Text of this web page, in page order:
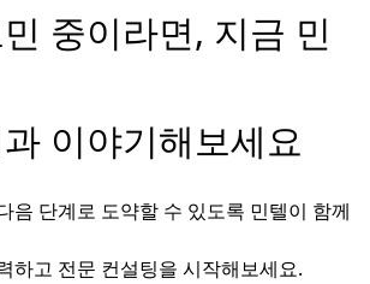
중이라면, 지금 민
이야기해보세요
음 단계로 도약할 수 있도록 민텔이 함께
하고 전문 컨설팅을 시작해보세요.